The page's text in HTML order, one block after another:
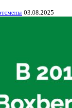
03.08.2025